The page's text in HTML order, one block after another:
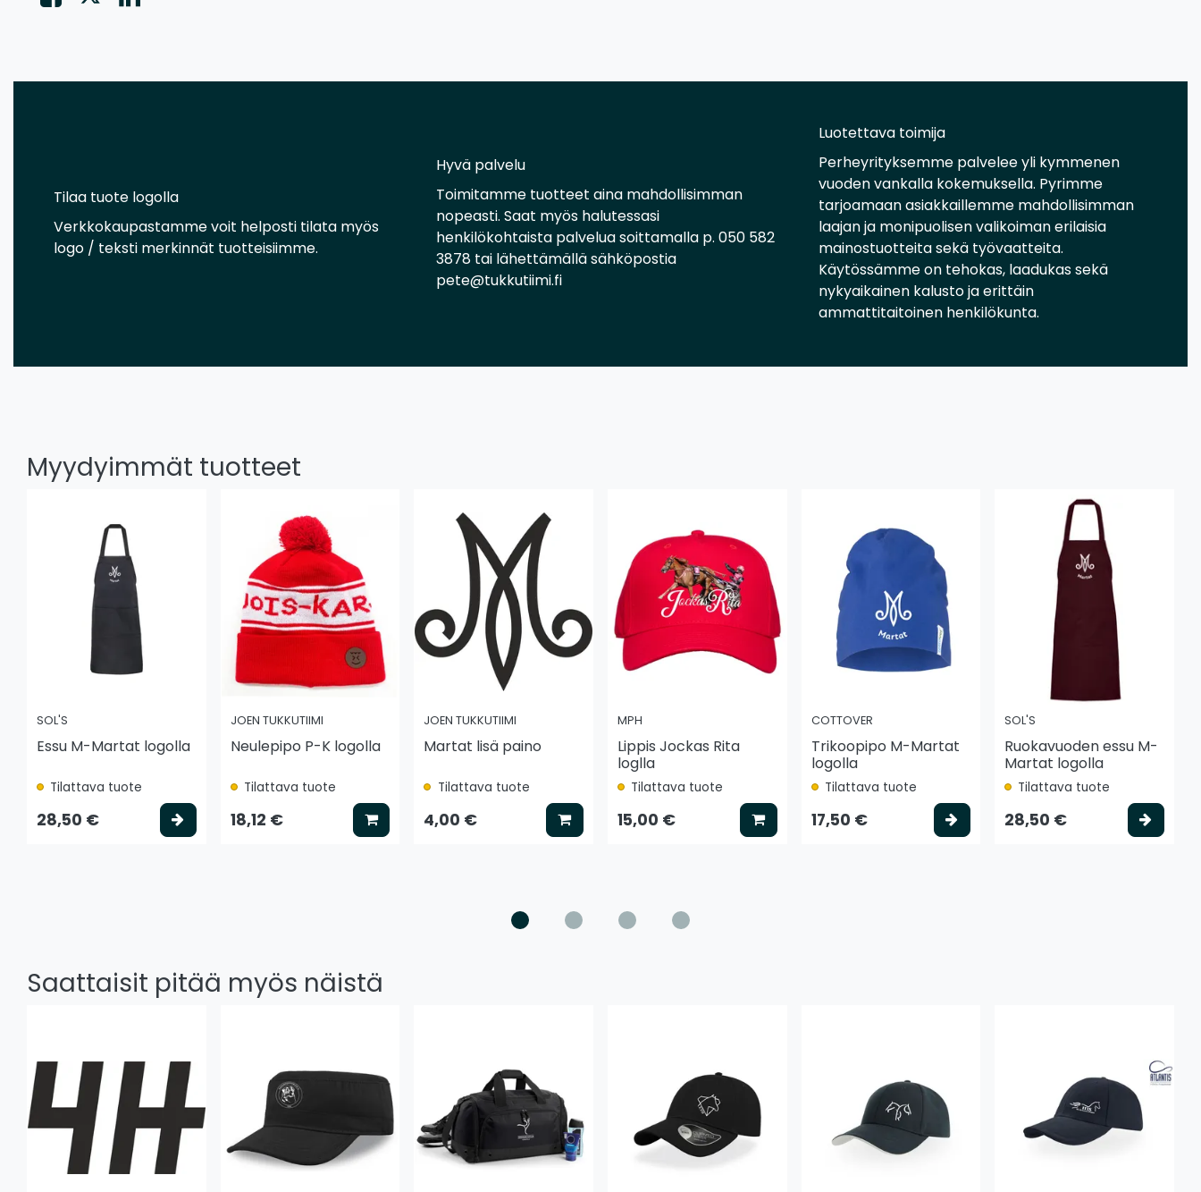
Tilaa tuote logolla
Verkkokaupastamme voit helposti tilata myös
logo / teksti merkinnät tuotteisiimme.
Hyvä palvelu
Toimitamme tuotteet aina mahdollisimman
nopeasti. Saat myös halutessasi
henkilökohtaista palvelua soittamalla p. 050 582
3878 tai lähettämällä sähköpostia
pete@tukkutiimi.fi
Luotettava toimija
Perheyrityksemme palvelee yli kymmenen
vuoden vankalla kokemuksella. Pyrimme
tarjoamaan asiakkaillemme mahdollisimman
laajan ja monipuolisen valikoiman erilaisia
mainostuotteita sekä työvaatteita.
Käytössämme on tehokas, laadukas sekä
nykyaikainen kalusto ja erittäin
ammattitaitoinen henkilökunta.
Myydyimmät tuotteet
SOL'S
Essu M-Martat logolla
Tilattava tuote
28,50 € Valitse vaihtoehto
JOEN TUKKUTIIMI
Neulepipo P-K logolla
Tilattava tuote
18,12 € Lisää koriin
JOEN TUKKUTIIMI
Martat lisä paino
Tilattava tuote
4,00 € Lisää koriin
MPH
Lippis Jockas Rita
loglla
Tilattava tuote
15,00 € Lisää koriin
COTTOVER
Trikoopipo M-Martat
logolla
Tilattava tuote
17,50 € Valitse vaihtoehto
SOL'S
Ruokavuoden essu M-
Martat logolla
Tilattava tuote
28,50 €
Saattaisit pitää myös näistä